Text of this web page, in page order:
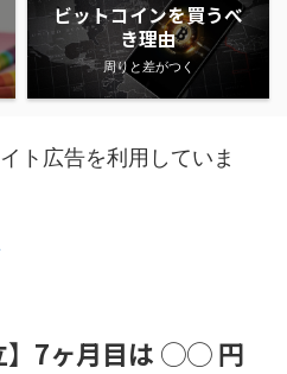
ビットコインを買うべ
き理由
周りと差がつく
ト広告を利用していま
】7ヶ月目は ◯◯ 円